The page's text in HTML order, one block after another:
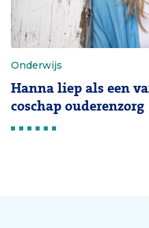
Onderwijs
Hanna liep als een
coschap ouderenzorg